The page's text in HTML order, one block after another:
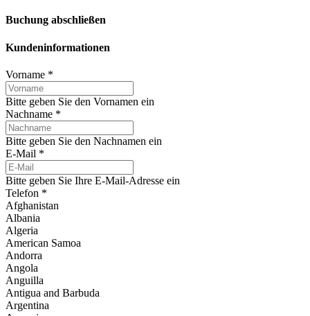
Buchung abschließen
Kundeninformationen
Vorname *
Bitte geben Sie den Vornamen ein
Nachname *
Bitte geben Sie den Nachnamen ein
E-Mail *
Bitte geben Sie Ihre E-Mail-Adresse ein
Telefon *
Afghanistan
Albania
Algeria
American Samoa
Andorra
Angola
Anguilla
Antigua and Barbuda
Argentina